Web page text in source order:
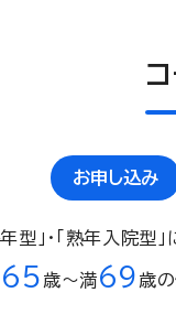
お申し込み
年型」・「熟年入院型
65 歳〜満69 歳